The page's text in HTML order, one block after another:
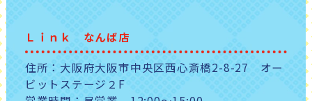
Ｌｉｎｋ なんば店
住所：大阪府大阪市中央区西心斎橋2-8-27 オー
ビットステージ２F